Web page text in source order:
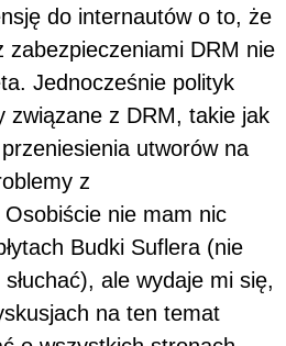
do internautów o to, że
zabezpieczeniami DRM nie
Jednocześnie polityk
związane z DRM, takie jak
utworów na
z
nie mam nic
Budki Suflera (nie
ale wydaje mi się,
na ten temat